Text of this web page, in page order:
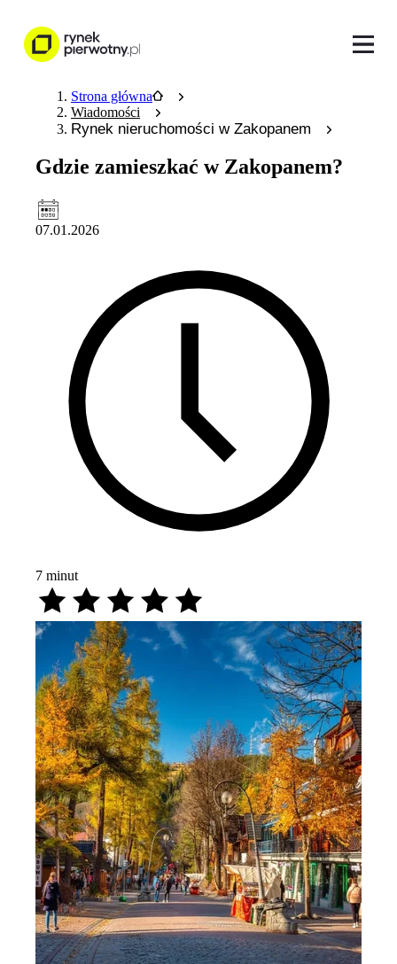
Strona główna
Wiadomości
Rynek nieruchomości w Zakopanem
Gdzie zamieszkać w Zakopanem?
07.01.2026
7 minut